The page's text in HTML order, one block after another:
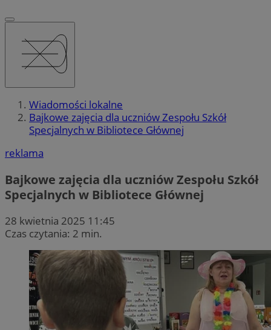
Wiadomości lokalne
Bajkowe zajęcia dla uczniów Zespołu Szkół
Specjalnych w Bibliotece Głównej
reklama
Bajkowe zajęcia dla uczniów Zespołu Szkół
Specjalnych w Bibliotece Głównej
28 kwietnia 2025 11:45
Czas czytania: 2 min.